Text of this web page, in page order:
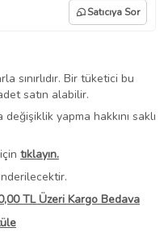
Satıcıya Sor
sınırlıdır. Bir tüketici bu
satın alabilir.
yapma hakkını saklı
tıklayın.
TL Üzeri Kargo Bedava